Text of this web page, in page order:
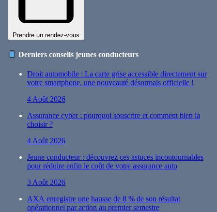
Prendre un rendez-vous
Derniers conseils jeunes conducteurs
Droit automobile : La carte grise accessible directement sur
votre smartphone, une nouveauté désormais officielle !
4 Août 2026
Assurance cyber : pourquoi souscrire et comment bien la
choisir ?
4 Août 2026
Jeune conducteur : découvrez ces astuces incontournables
pour réduire enfin le coût de votre assurance auto
3 Août 2026
AXA enregistre une hausse de 8 % de son résultat
opérationnel par action au premier semestre